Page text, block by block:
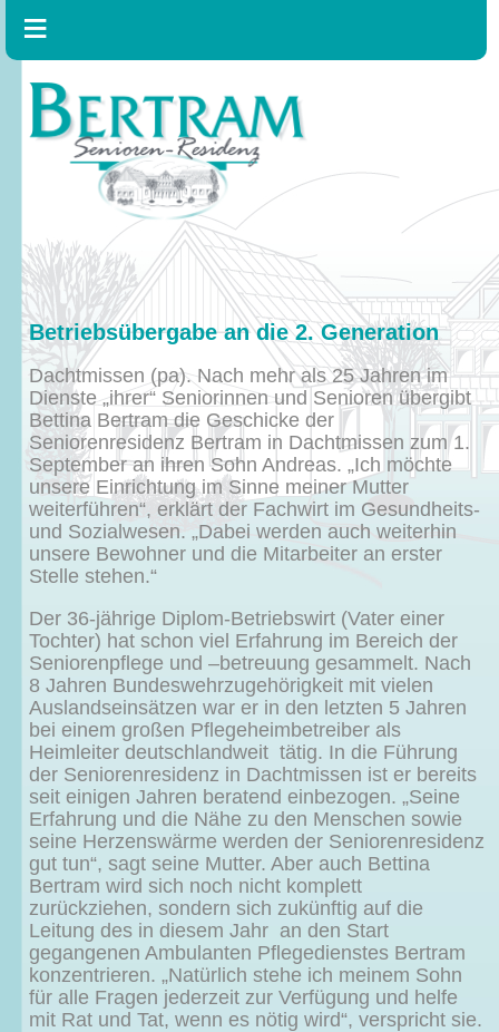
Betriebsübergabe an die 2. Generation
Dachtmissen (pa). Nach mehr als 25 Jahren im
Dienste „ihrer“ Seniorinnen und Senioren übergibt
Bettina Bertram die Geschicke der
Seniorenresidenz Bertram in Dachtmissen zum 1.
September an ihren Sohn Andreas. „Ich möchte
unsere Einrichtung im Sinne meiner Mutter
weiterführen“, erklärt der Fachwirt im Gesundheits-
und Sozialwesen. „Dabei werden auch weiterhin
unsere Bewohner und die Mitarbeiter an erster
Stelle stehen.“
Der 36-jährige Diplom-Betriebswirt (Vater einer
Tochter) hat schon viel Erfahrung im Bereich der
Seniorenpflege und –betreuung gesammelt. Nach
8 Jahren Bundeswehrzugehörigkeit mit vielen
Auslandseinsätzen war er in den letzten 5 Jahren
bei einem großen Pflegeheimbetreiber als
Heimleiter deutschlandweit tätig. In die Führung
der Seniorenresidenz in Dachtmissen ist er bereits
seit einigen Jahren beratend einbezogen. „Seine
Erfahrung und die Nähe zu den Menschen sowie
seine Herzenswärme werden der Seniorenresidenz
gut tun“, sagt seine Mutter. Aber auch Bettina
Bertram wird sich noch nicht komplett
zurückziehen, sondern sich zukünftig auf die
Leitung des in diesem Jahr an den Start
gegangenen Ambulanten Pflegedienstes Bertram
konzentrieren. „Natürlich stehe ich meinem Sohn
für alle Fragen jederzeit zur Verfügung und helfe
mit Rat und Tat, wenn es nötig wird“, verspricht sie.